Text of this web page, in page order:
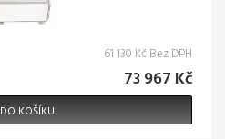
61 130 Kč Bez DPH
73 967 Kč
DO KOŠÍKU